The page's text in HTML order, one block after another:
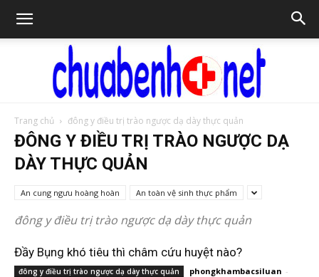
Chữa
bệnh
NET
Trang chủ đông y điều trị trào ngược dạ dày thực quản
ĐÔNG Y ĐIỀU TRỊ TRÀO NGƯỢC DẠ
DÀY THỰC QUẢN
An cung ngưu hoàng hoàn An toàn vệ sinh thực phẩm
đông y điều trị trào ngược dạ dày thực quản
Đầy Bụng khó tiêu thì châm cứu huyệt nào?
đông y điều trị trào ngược dạ dày thực quản phongkhambacsiluan -